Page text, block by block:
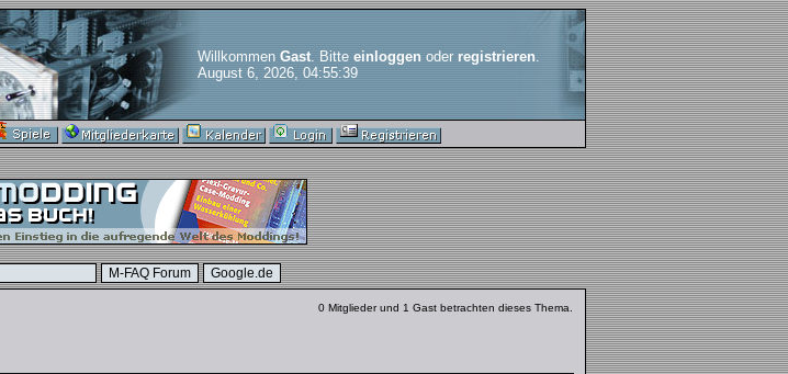
Willkommen Gast. Bitte einloggenoder registrieren.
August 6, 2026, 04:55:39
0 Mitglieder und 1 Gast betrachten dieses Thema.